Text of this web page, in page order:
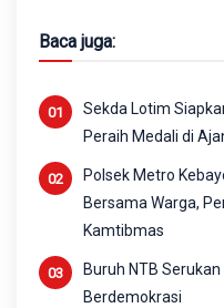
Baca juga:
Sekda Lotim
Peraih Medali di
Polsek Metro
Bersama Warga,
Kamtibmas
Buruh NTB
Berdemokrasi